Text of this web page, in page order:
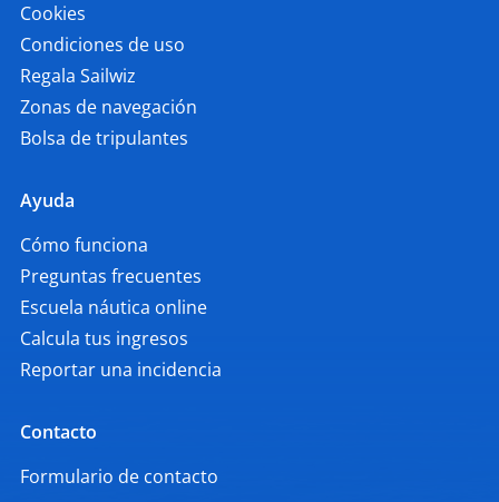
Cookies
Condiciones de uso
Regala Sailwiz
Zonas de navegación
Bolsa de tripulantes
Ayuda
Cómo funciona
Preguntas frecuentes
Escuela náutica online
Calcula tus ingresos
Reportar una incidencia
Contacto
Formulario de contacto